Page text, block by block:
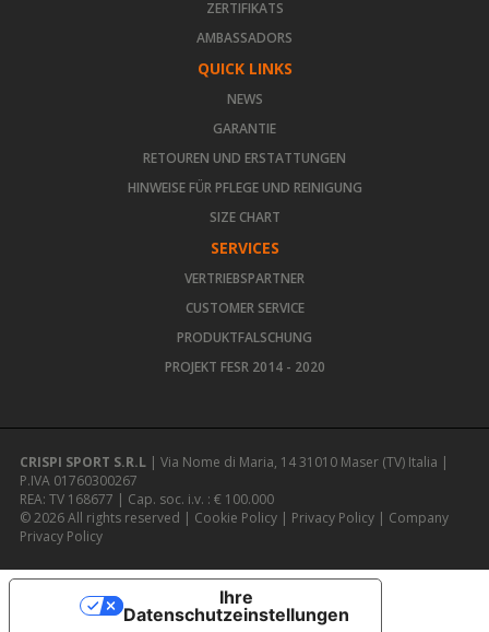
ZERTIFIKATS
AMBASSADORS
QUICK LINKS
NEWS
GARANTIE
RETOUREN UND ERSTATTUNGEN
HINWEISE FÜR PFLEGE UND REINIGUNG
SIZE CHART
SERVICES
VERTRIEBSPARTNER
CUSTOMER SERVICE
PRODUKTFALSCHUNG
PROJEKT FESR 2014 - 2020
CRISPI SPORT S.R.L | Via Nome di Maria, 14 31010 Maser (TV) Italia |
P.IVA 01760300267
REA: TV 168677 | Cap. soc. i.v. : € 100.000
© 2026 All rights reserved | Cookie Policy | Privacy Policy | Company
Privacy Policy
Ihre
Datenschutzeinstellungen